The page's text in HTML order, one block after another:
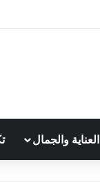
العناية والجمال